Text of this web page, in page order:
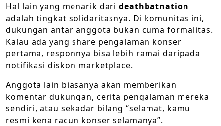
Hal lain yang menarik dari deathbatnation
adalah tingkat solidaritasnya. Di komunitas ini,
dukungan antar anggota bukan cuma formalitas.
Kalau ada yang share pengalaman konser
pertama, responnya bisa lebih ramai daripada
notifikasi diskon marketplace.
Anggota lain biasanya akan memberikan
komentar dukungan, cerita pengalaman mereka
sendiri, atau sekadar bilang “selamat, kamu
resmi kena racun konser selamanya”.